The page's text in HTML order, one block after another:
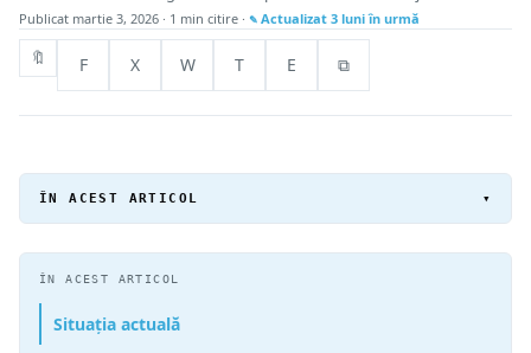
Publicat martie 3, 2026 · 1 min citire · Actualizat 3 luni în urmă
🔖 F X W T E ⧉
ÎN ACEST ARTICOL ▾
ÎN ACEST ARTICOL
Situația actuală